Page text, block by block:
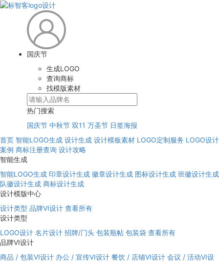
国庆节
生成LOGO
查询商标
找模版素材
热门搜索
国庆节 中秋节 双11 万圣节 日签海报
首页 智能LOGO生成 设计生成 设计模板素材 LOGO定制服务 LOGO设计
案例 商标注册查询 设计攻略
智能生成
智能LOGO生成 印章设计生成 徽章设计生成 图标设计生成 班徽设计生成
队徽设计生成 商标设计生成
设计模版中心
设计类型 品牌VI设计 查看所有
设计类型
LOGO设计 名片设计 招牌/门头 包装瓶帖 包装袋 查看所有
品牌VI设计
商品 / 包装VI设计 办公 / 宣传VI设计 餐饮 / 店铺VI设计 会议 / 活动VI设